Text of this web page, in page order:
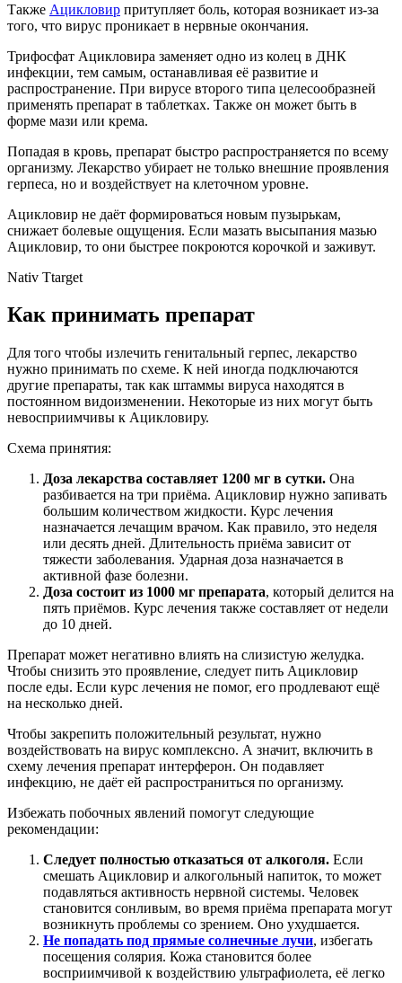
Также Ацикловир притупляет боль, которая возникает из-за
того, что вирус проникает в нервные окончания.
Трифосфат Ацикловира заменяет одно из колец в ДНК
инфекции, тем самым, останавливая её развитие и
распространение. При вирусе второго типа целесообразней
применять препарат в таблетках. Также он может быть в
форме мази или крема.
Попадая в кровь, препарат быстро распространяется по всему
организму. Лекарство убирает не только внешние проявления
герпеса, но и воздействует на клеточном уровне.
Ацикловир не даёт формироваться новым пузырькам,
снижает болевые ощущения. Если мазать высыпания мазью
Ацикловир, то они быстрее покроются корочкой и заживут.
Nativ Ttarget
Как принимать препарат
Для того чтобы излечить генитальный герпес, лекарство
нужно принимать по схеме. К ней иногда подключаются
другие препараты, так как штаммы вируса находятся в
постоянном видоизменении. Некоторые из них могут быть
невосприимчивы к Ацикловиру.
Схема принятия:
Доза лекарства составляет 1200 мг в сутки. Она
разбивается на три приёма. Ацикловир нужно запивать
большим количеством жидкости. Курс лечения
назначается лечащим врачом. Как правило, это неделя
или десять дней. Длительность приёма зависит от
тяжести заболевания. Ударная доза назначается в
активной фазе болезни.
Доза состоит из 1000 мг препарата, который делится на
пять приёмов. Курс лечения также составляет от недели
до 10 дней.
Препарат может негативно влиять на слизистую желудка.
Чтобы снизить это проявление, следует пить Ацикловир
после еды. Если курс лечения не помог, его продлевают ещё
на несколько дней.
Чтобы закрепить положительный результат, нужно
воздействовать на вирус комплексно. А значит, включить в
схему лечения препарат интерферон. Он подавляет
инфекцию, не даёт ей распространиться по организму.
Избежать побочных явлений помогут следующие
рекомендации:
Следует полностью отказаться от алкоголя. Если
смешать Ацикловир и алкогольный напиток, то может
подавляться активность нервной системы. Человек
становится сонливым, во время приёма препарата могут
возникнуть проблемы со зрением. Оно ухудшается.
Не попадать под прямые солнечные лучи, избегать
посещения солярия. Кожа становится более
восприимчивой к воздействию ультрафиолета, её легко